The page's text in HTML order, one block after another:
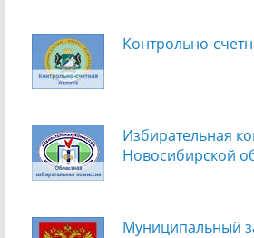
Контрольно-
Избирательная
Новосибирской
Муниципальный